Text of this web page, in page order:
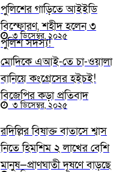
পুলিশের গাড়িতে আইইডি
বিস্ফোরণ, শহীদ হলেন ৩
পুলিশ সদস্য!
৩ ডিসেম্বর, ২০২৫
মোদিকে এআই-তে চা-ওয়ালা
বানিয়ে কংগ্রেসের হইচই!
বিজেপির কড়া প্রতিবাদ
৩ ডিসেম্বর, ২০২৫
রদিল্লির বিষাক্ত বাতাসে শ্বাস
নিতে হিমশিম ২ লাখের বেশি
মানুষ—প্রাণঘাতী দূষণে বাড়ছে